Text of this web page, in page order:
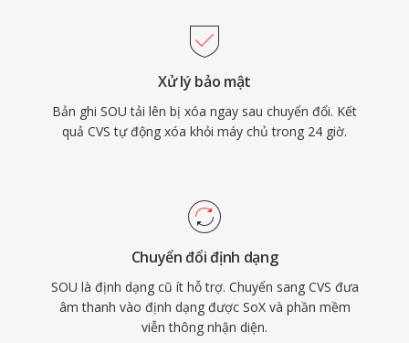
Xử lý bảo mật
Bản ghi SOU tải lên bị xóa ngay sau chuyển đổi. Kết
quả CVS tự động xóa khỏi máy chủ trong 24 giờ.
Chuyển đổi định dạng
SOU là định dạng cũ ít hỗ trợ. Chuyển sang CVS đưa
âm thanh vào định dạng được SoX và phần mềm
viễn thông nhận diện.